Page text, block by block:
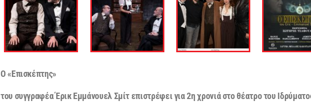
Ο «Επισκέπτης»
του συγγραφέαΈρικ ΕμμάνουελΣμίτ επιστρέφει για 2η χρονιάστο θέατρο του